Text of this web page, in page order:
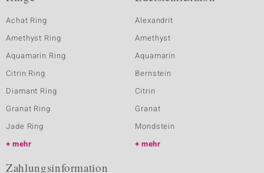
Achat Ring
Amethyst Ring
Aquamarin Ring
Citrin Ring
Diamant Ring
Granat Ring
Jade Ring
mehr
Alexandrit
Amethyst
Aquamarin
Bernstein
Citrin
Granat
Mondstein
mehr
Zahlungsinformation